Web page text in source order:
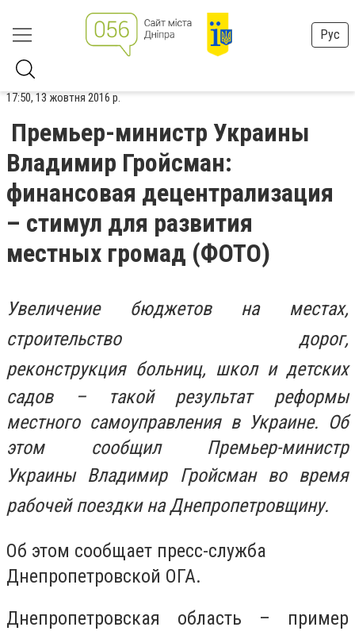
Рус
17:50, 13 жовтня 2016 р.
Премьер-министр Украины
Владимир Гройсман:
финансовая децентрализация
– стимул для развития
местных громад (ФОТО)
Увеличение бюджетов на местах,
строительство дорог,
реконструкция больниц, школ и детских
садов – такой результат реформы
местного самоуправления в Украине. Об
этом сообщил Премьер-министр
Украины Владимир Гройсман во время
рабочей поездки на Днепропетровщину.
Об этом сообщает пресс-служба
Днепропетровской ОГА.
Днепропетровская область – пример